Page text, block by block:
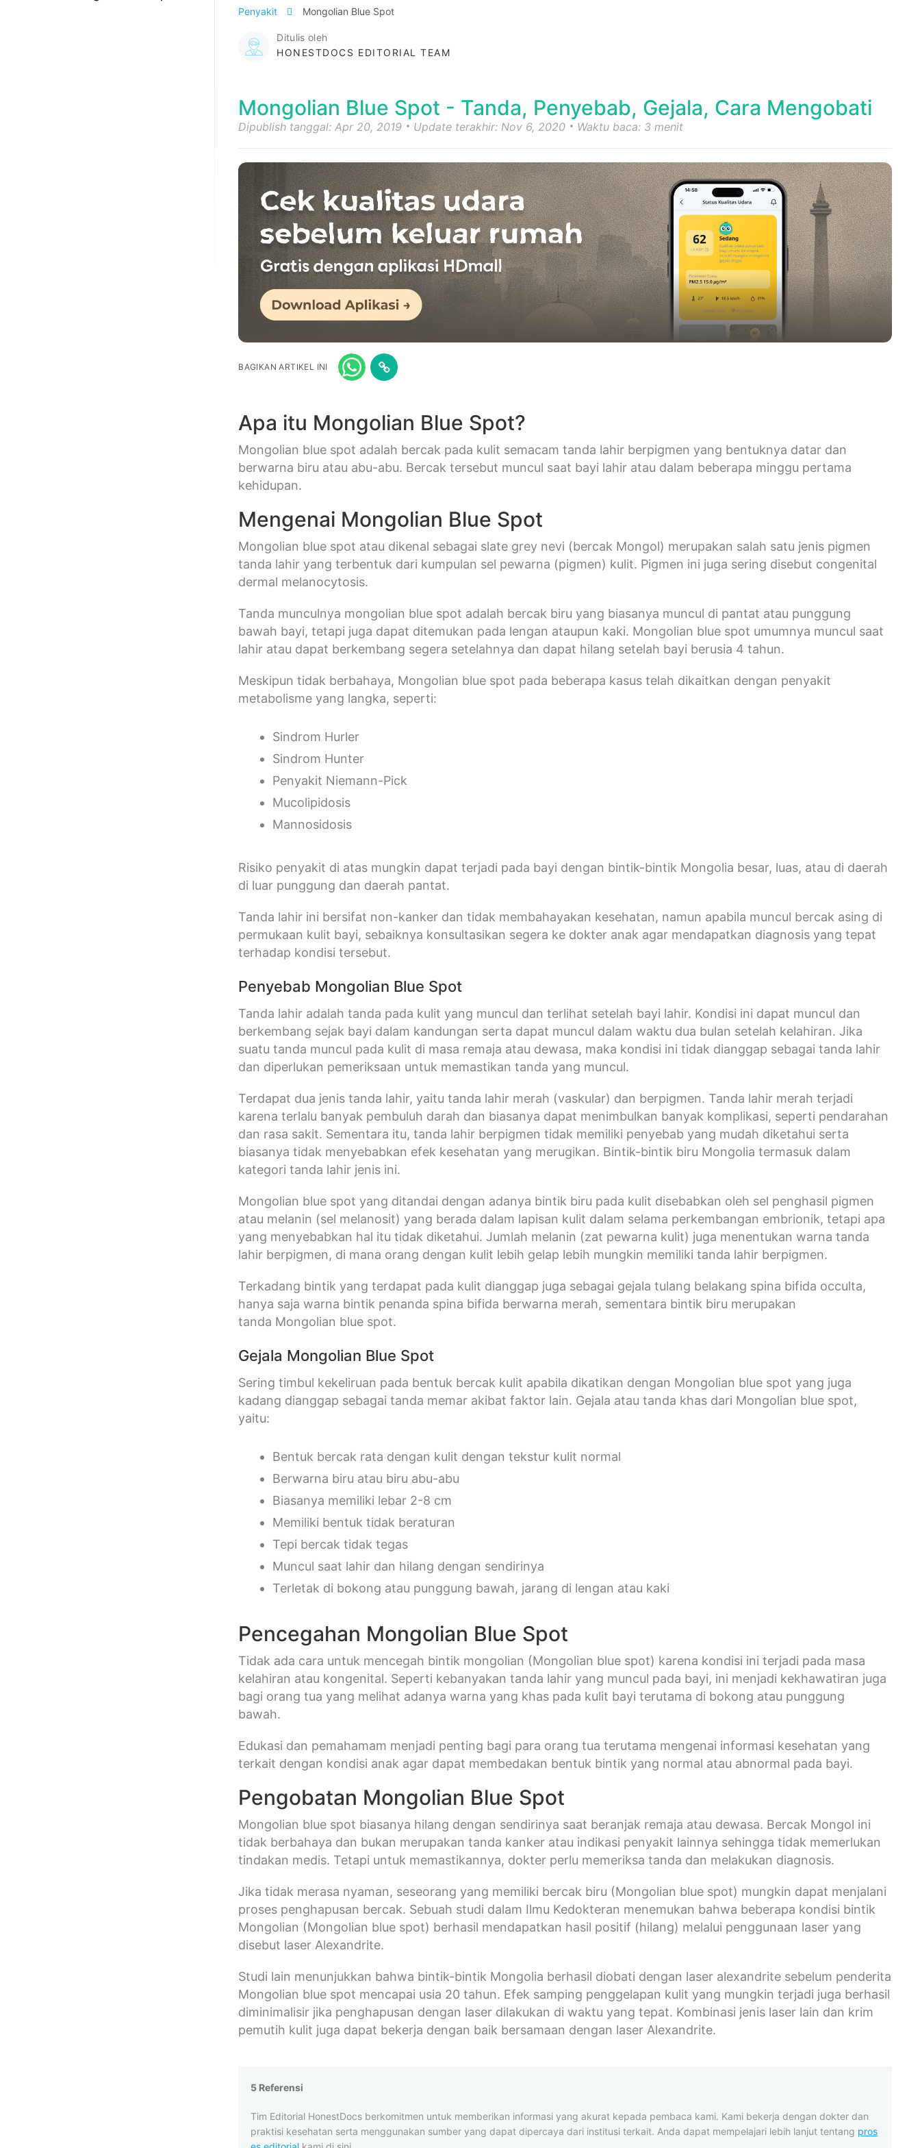
Penyakit Mongolian Blue Spot
Ditulis oleh
HONESTDOCS EDITORIAL TEAM
Mongolian Blue Spot - Tanda, Penyebab, Gejala, Cara Mengobati
Dipublish tanggal: Apr 20, 2019 Update terakhir: Nov 6, 2020 Waktu baca: 3 menit
BAGIKAN ARTIKEL INI
Apa itu Mongolian Blue Spot?
Mongolian blue spot adalah bercak pada kulit semacam tanda lahir berpigmen yang bentuknya datar dan
berwarna biru atau abu-abu. Bercak tersebut muncul saat bayi lahir atau dalam beberapa minggu pertama
kehidupan.
Mengenai Mongolian Blue Spot
Mongolian blue spot atau dikenal sebagai slate grey nevi (bercak Mongol) merupakan salah satu jenis pigmen
tanda lahir yang terbentuk dari kumpulan sel pewarna (pigmen) kulit. Pigmen ini juga sering disebut congenital
dermal melanocytosis.
Tanda munculnya mongolian blue spot adalah bercak biru yang biasanya muncul di pantat atau punggung
bawah bayi, tetapi juga dapat ditemukan pada lengan ataupun kaki. Mongolian blue spot umumnya muncul saat
lahir atau dapat berkembang segera setelahnya dan dapat hilang setelah bayi berusia 4 tahun.
Meskipun tidak berbahaya, Mongolian blue spot pada beberapa kasus telah dikaitkan dengan penyakit
metabolisme yang langka, seperti:
Sindrom Hurler
Sindrom Hunter
Penyakit Niemann-Pick
Mucolipidosis
Mannosidosis
Risiko penyakit di atas mungkin dapat terjadi pada bayi dengan bintik-bintik Mongolia besar, luas, atau di daerah
di luar punggung dan daerah pantat.
Tanda lahir ini bersifat non-kanker dan tidak membahayakan kesehatan, namun apabila muncul bercak asing di
permukaan kulit bayi, sebaiknya konsultasikan segera ke dokter anak agar mendapatkan diagnosis yang tepat
terhadap kondisi tersebut.
Penyebab Mongolian Blue Spot
Tanda lahir adalah tanda pada kulit yang muncul dan terlihat setelah bayi lahir. Kondisi ini dapat muncul dan
berkembang sejak bayi dalam kandungan serta dapat muncul dalam waktu dua bulan setelah kelahiran. Jika
suatu tanda muncul pada kulit di masa remaja atau dewasa, maka kondisi ini tidak dianggap sebagai tanda lahir
dan diperlukan pemeriksaan untuk memastikan tanda yang muncul.
Terdapat dua jenis tanda lahir, yaitu tanda lahir merah (vaskular) dan berpigmen. Tanda lahir merah terjadi
karena terlalu banyak pembuluh darah dan biasanya dapat menimbulkan banyak komplikasi, seperti pendarahan
dan rasa sakit. Sementara itu, tanda lahir berpigmen tidak memiliki penyebab yang mudah diketahui serta
biasanya tidak menyebabkan efek kesehatan yang merugikan. Bintik-bintik biru Mongolia termasuk dalam
kategori tanda lahir jenis ini.
Mongolian blue spot yang ditandai dengan adanya bintik biru pada kulit disebabkan oleh sel penghasil pigmen
atau melanin (sel melanosit) yang berada dalam lapisan kulit dalam selama perkembangan embrionik, tetapi apa
yang menyebabkan hal itu tidak diketahui. Jumlah melanin (zat pewarna kulit) juga menentukan warna tanda
lahir berpigmen, di mana orang dengan kulit lebih gelap lebih mungkin memiliki tanda lahir berpigmen.
Terkadang bintik yang terdapat pada kulit dianggap juga sebagai gejala tulang belakang spina bifida occulta,
hanya saja warna bintik penanda spina bifida berwarna merah, sementara bintik biru merupakan
tanda Mongolian blue spot.
Gejala Mongolian Blue Spot
Sering timbul kekeliruan pada bentuk bercak kulit apabila dikatikan dengan Mongolian blue spot yang juga
kadang dianggap sebagai tanda memar akibat faktor lain. Gejala atau tanda khas dari Mongolian blue spot,
yaitu:
Bentuk bercak rata dengan kulit dengan tekstur kulit normal
Berwarna biru atau biru abu-abu
Biasanya memiliki lebar 2-8 cm
Memiliki bentuk tidak beraturan
Tepi bercak tidak tegas
Muncul saat lahir dan hilang dengan sendirinya
Terletak di bokong atau punggung bawah, jarang di lengan atau kaki
Pencegahan Mongolian Blue Spot
Tidak ada cara untuk mencegah bintik mongolian (Mongolian blue spot) karena kondisi ini terjadi pada masa
kelahiran atau kongenital. Seperti kebanyakan tanda lahir yang muncul pada bayi, ini menjadi kekhawatiran juga
bagi orang tua yang melihat adanya warna yang khas pada kulit bayi terutama di bokong atau punggung
bawah.
Edukasi dan pemahamam menjadi penting bagi para orang tua terutama mengenai informasi kesehatan yang
terkait dengan kondisi anak agar dapat membedakan bentuk bintik yang normal atau abnormal pada bayi.
Pengobatan Mongolian Blue Spot
Mongolian blue spot biasanya hilang dengan sendirinya saat beranjak remaja atau dewasa. Bercak Mongol ini
tidak berbahaya dan bukan merupakan tanda kanker atau indikasi penyakit lainnya sehingga tidak memerlukan
tindakan medis. Tetapi untuk memastikannya, dokter perlu memeriksa tanda dan melakukan diagnosis.
Jika tidak merasa nyaman, seseorang yang memiliki bercak biru (Mongolian blue spot) mungkin dapat menjalani
proses penghapusan bercak. Sebuah studi dalam Ilmu Kedokteran menemukan bahwa beberapa kondisi bintik
Mongolian (Mongolian blue spot) berhasil mendapatkan hasil positif (hilang) melalui penggunaan laser yang
disebut laser Alexandrite.
Studi lain menunjukkan bahwa bintik-bintik Mongolia berhasil diobati dengan laser alexandrite sebelum penderita
Mongolian blue spot mencapai usia 20 tahun. Efek samping penggelapan kulit yang mungkin terjadi juga berhasil
diminimalisir jika penghapusan dengan laser dilakukan di waktu yang tepat. Kombinasi jenis laser lain dan krim
pemutih kulit juga dapat bekerja dengan baik bersamaan dengan laser Alexandrite.
5 Referensi
Tim Editorial HonestDocs berkomitmen untuk memberikan informasi yang akurat kepada pembaca kami. Kami bekerja dengan dokter dan
praktisi kesehatan serta menggunakan sumber yang dapat dipercaya dari institusi terkait. Anda dapat mempelajari lebih lanjut tentang pros